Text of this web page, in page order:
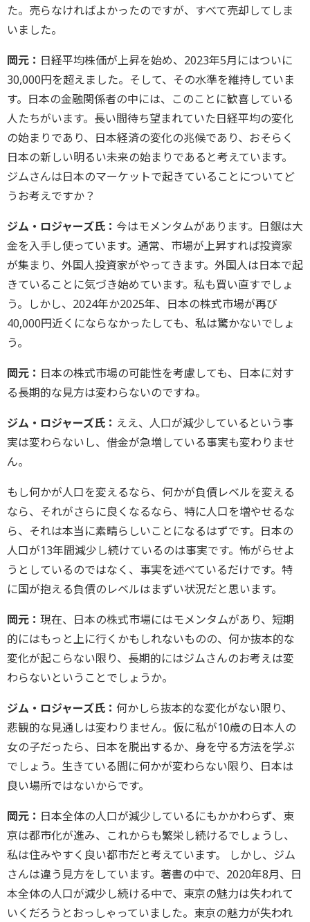
た。売らなければよかったのですが、すべて売却してしま
いました。
岡元： 日経平均株価が上昇を始め、2023年5月にはついに
30,000円を超えました。そして、その水準を維持していま
す。日本の金融関係者の中には、このことに歓喜している
人たちがいます。長い間待ち望まれていた日経平均の変化
の始まりであり、日本経済の変化の兆候であり、おそらく
日本の新しい明るい未来の始まりであると考えています。
ジムさんは日本のマーケットで起きていることについてど
うお考えですか？
ジム・ロジャーズ氏： 今はモメンタムがあります。日銀は大
金を入手し使っています。通常、市場が上昇すれば投資家
が集まり、外国人投資家がやってきます。外国人は日本で起
きていることに気づき始めています。私も買い直すでしょ
う。しかし、2024年か2025年、日本の株式市場が再び
40,000円近くにならなかったしても、私は驚かないでしょ
う。
岡元： 日本の株式市場の可能性を考慮しても、日本に対す
る長期的な見方は変わらないのですね。
ジム・ロジャーズ氏： ええ、人口が減少しているという事
実は変わらないし、借金が急増している事実も変わりませ
ん。
もし何かが人口を変えるなら、何かが負債レベルを変える
なら、それがさらに良くなるなら、特に人口を増やせるな
ら、それは本当に素晴らしいことになるはずです。日本の
人口が13年間減少し続けているのは事実です。怖がらせよ
うとしているのではなく、事実を述べているだけです。特
に国が抱える負債のレベルはまずい状況だと思います。
岡元： 現在、日本の株式市場にはモメンタムがあり、短期
的にはもっと上に行くかもしれないものの、何か抜本的な
変化が起こらない限り、長期的にはジムさんのお考えは変
わらないということでしょうか。
ジム・ロジャーズ氏： 何かしら抜本的な変化がない限り、
悲観的な見通しは変わりません。仮に私が10歳の日本人の
女の子だったら、日本を脱出するか、身を守る方法を学ぶ
でしょう。生きている間に何かが変わらない限り、日本は
良い場所ではないからです。
岡元： 日本全体の人口が減少しているにもかかわらず、東
京は都市化が進み、これからも繁栄し続けるでしょうし、
私は住みやすく良い都市だと考えています。 しかし、ジム
さんは違う見方をしています。著書の中で、2020年8月、日
本全体の人口が減少し続ける中で、東京の魅力は失われて
いくだろうとおっしゃっていました。東京の魅力が失われ